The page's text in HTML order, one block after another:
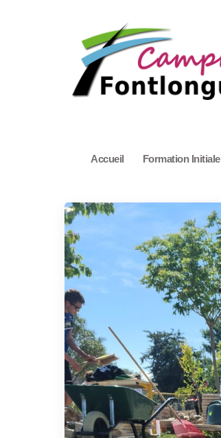
Accueil Formation Initiale